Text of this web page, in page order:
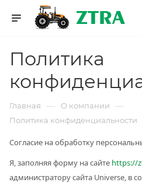
Политика
Главная — О компании —
Политика конфиденциальности
Согласие на обработку
Я, заполняя форму на сайте https://
администратору сайта Universe, в